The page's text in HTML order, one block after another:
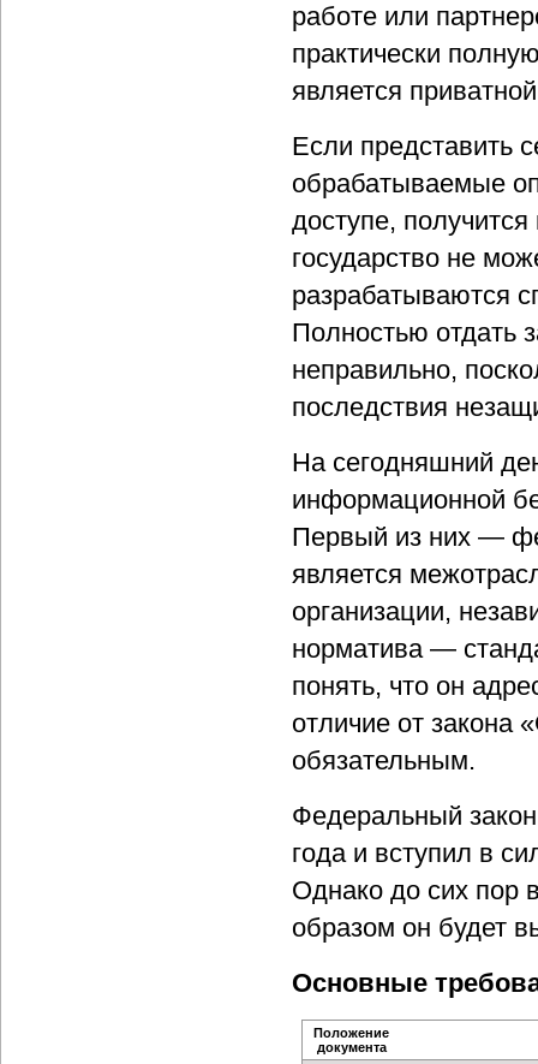
работе или
практически
является
Если представить
обрабатываемые
доступе,
государство не
разрабатываются
Полностью отдать
неправильно,
последствия
На сегодняшний
информационной
Первый из них —
является
организации,
норматива —
понять, что он
отличие от закона
обязательным.
Федеральный
года и вступил в
Однако до сих пор
образом он будет
Основные
Положение
документа